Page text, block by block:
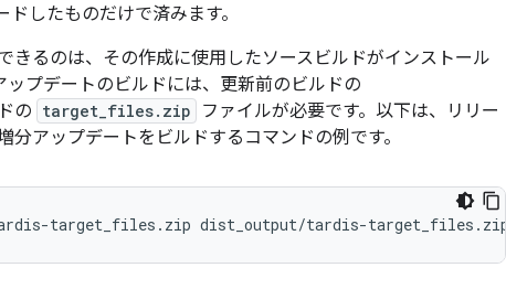
したものだけで済みます。
きるのは、その作成に使用したソースビルドがインストール
プデートのビルドには、更新前のビルドの
の target_files.zip
ファイルが必要です。以下は、リリー
分アップデートをビルドするコマンドの例です。
tardis-target_files.zip dist_output/tardis-target_files.zip